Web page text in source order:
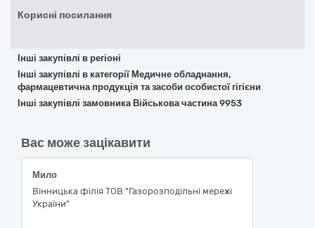
Корисні посилання
Інші закупівлі в регіоні
Інші закупівлі в категорії Медичне обладнання,
фармацевтична продукція та засоби особистої гігієни
Інші закупівлі замовника Військова частина 9953
Вас може зацікавити
Мило
Вінницька філія ТОВ "Газорозподільні мережі
України"